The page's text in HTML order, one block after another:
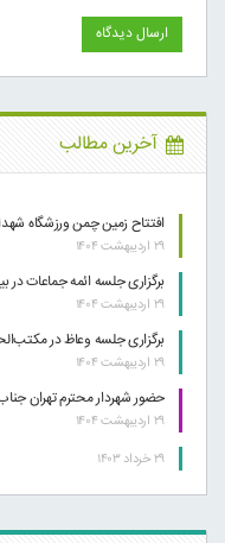
آخرین مطالب
افتتاح زمین چمن ورزشگاه
۲۹ اردیبهشت ۱۴۰۴
برگزاری جلسه ائمه جماعات
۲۹ اردیبهشت ۱۴۰۴
برگزاری جلسه وعاظ در
۲۹ اردیبهشت ۱۴۰۴
حضور شهردار محترم تهران
۲۹ اردیبهشت ۱۴۰۴
۲۹ خرداد ۱۴۰۳